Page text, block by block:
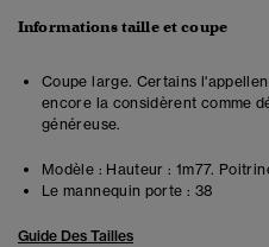
Informations taille et coupe
Coupe large. Certains
encore la considèrent comme
généreuse.
Modèle : Hauteur : 1m77.
Le mannequin porte : 38
Guide Des Tailles